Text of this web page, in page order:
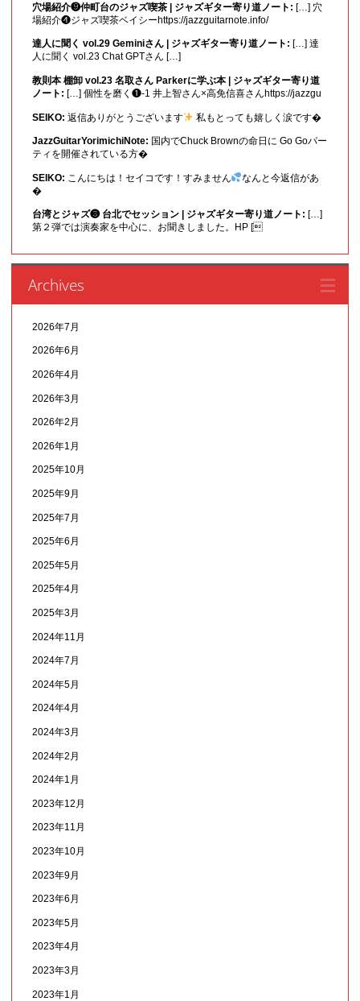
穴場紹介❾仲町台のジャズ喫茶 | ジャズギター寄り道ノート: […] 穴
場紹介❹ジャズ喫茶ベイシーhttps://jazzguitarnote.info/
達人に聞く vol.29 Geminiさん | ジャズギター寄り道ノート: […] 達
人に聞く vol.23 Chat GPTさん […]
教則本 棚卸 vol.23 名取さん Parkerに学ぶ本 | ジャズギター寄り道
ノート: […] 個性を磨く❶-1 井上智さん×高免信喜さんhttps://jazzgu
SEIKO: 返信ありがとうございます 私もとっても嬉しく涙です�
JazzGuitarYorimichiNote: 国内でChuck Brownの命日に Go Goパー
ティを開催されている方�
SEIKO: こんにちは！セイコです！すみません
なんと今返信があ
�
台湾とジャズ❸ 台北でセッション | ジャズギター寄り道ノート: […]
第２弾では演奏家を中心に、お聞きしました。HP [
Archives
2026年7月
2026年6月
2026年4月
2026年3月
2026年2月
2026年1月
2025年10月
2025年9月
2025年7月
2025年6月
2025年5月
2025年4月
2025年3月
2024年11月
2024年7月
2024年5月
2024年4月
2024年3月
2024年2月
2024年1月
2023年12月
2023年11月
2023年10月
2023年9月
2023年6月
2023年5月
2023年4月
2023年3月
2023年1月